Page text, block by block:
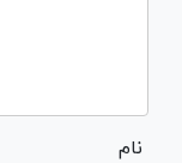
نام